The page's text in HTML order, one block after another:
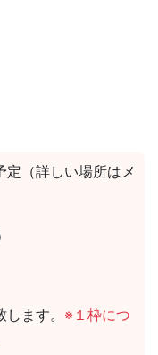
（詳しい場所はメ
ます。 ※１枠につ